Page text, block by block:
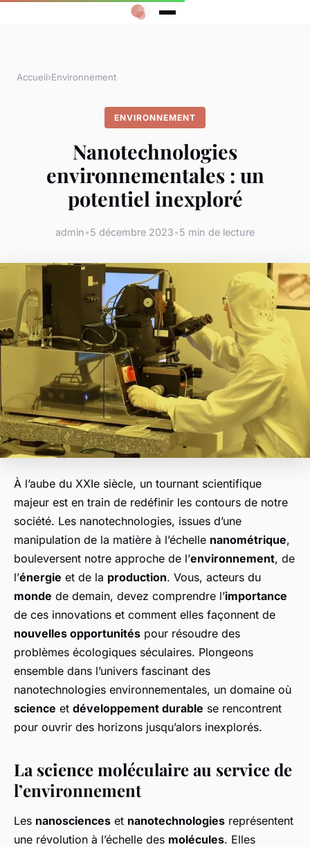
Accueil›Environnement
ENVIRONNEMENT
Nanotechnologies
environnementales : un
potentiel inexploré
admin•5 décembre 2023•5 min de lecture
À l’aube du XXIe siècle, un tournant scientifique
majeur est en train de redéfinir les contours de notre
société. Les nanotechnologies, issues d’une
manipulation de la matière à l’échelle nanométrique,
bouleversent notre approche de l’environnement, de
l’énergie et de la production. Vous, acteurs du
monde de demain, devez comprendre l’importance
de ces innovations et comment elles façonnent de
nouvelles opportunités pour résoudre des
problèmes écologiques séculaires. Plongeons
ensemble dans l’univers fascinant des
nanotechnologies environnementales, un domaine où
science et développement durable se rencontrent
pour ouvrir des horizons jusqu’alors inexplorés.
La science moléculaire au service de
l’environnement
Les nanosciences et nanotechnologies représentent
une révolution à l’échelle des molécules. Elles